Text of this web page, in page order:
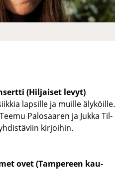
(Hil­jai­set levyt)
lap­sil­le ja muil­le äly­köil­le.
Pa­lo­saa­ren ja Jukka Til­
kir­joi­hin.
ovet (Tam­pe­reen kau­